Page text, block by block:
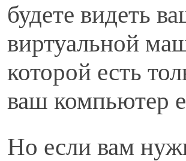
будете видеть
виртуальной
которой есть
ваш компьютер
Но если вам